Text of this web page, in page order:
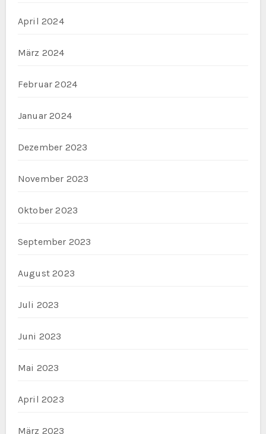
April 2024
März 2024
Februar 2024
Januar 2024
Dezember 2023
November 2023
Oktober 2023
September 2023
August 2023
Juli 2023
Juni 2023
Mai 2023
April 2023
März 2023